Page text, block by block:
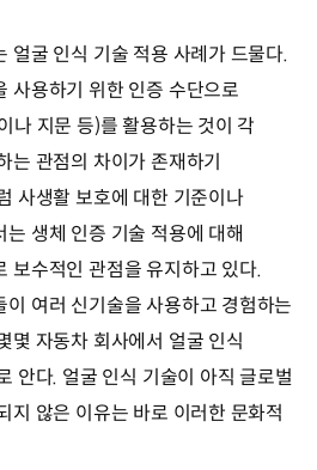
얼굴 인식 기술 적용 사례가 드물다.
사용하기 위한 인증 수단으로
나 지문 등)를 활용하는 것이 각
는 관점의 차이가 존재하기
사생활 보호에 대한 기준이나
생체 인증 기술 적용에 대해
보수적인 관점을 유지하고 있다.
여러 신기술을 사용하고 경험하는
몇 자동차 회사에서 얼굴 인식
안다. 얼굴 인식 기술이 아직 글로벌
지 않은 이유는 바로 이러한 문화적